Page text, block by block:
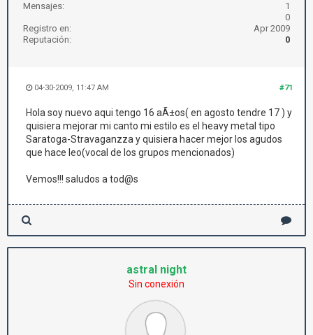
Mensajes:
1
0
Registro en:
Apr 2009
Reputación:
0
#71
04-30-2009, 11:47 AM
Hola soy nuevo aqui tengo 16 aÃ±os( en agosto tendre 17 ) y
quisiera mejorar mi canto mi estilo es el heavy metal tipo
Saratoga-Stravaganzza y quisiera hacer mejor los agudos
que hace leo(vocal de los grupos mencionados)
Vemos!!! saludos a tod@s
astral night
Sin conexión